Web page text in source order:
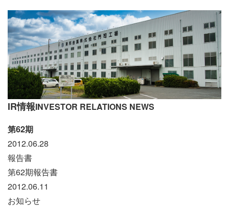
IR情報INVESTOR RELATIONS NEWS
第62期
2012.06.28
報告書
第62期報告書
2012.06.11
お知らせ